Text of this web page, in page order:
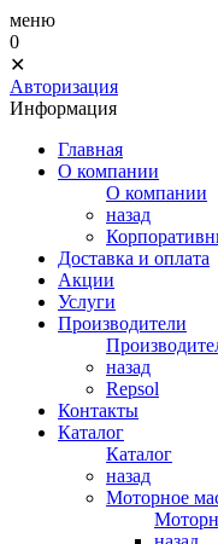
меню
0
✕
Авторизация
Информация
Главная
О компании
О компании
назад
Доставка и оплата
Акции
Услуги
Производители
назад
Repsol
Контакты
Каталог
Каталог
назад
Моторное